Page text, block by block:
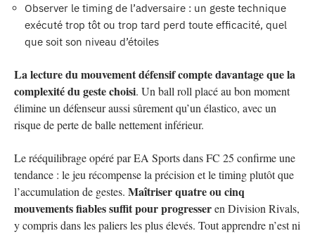
Observer le timing de l’adversaire : un geste technique
exécuté trop tôt ou trop tard perd toute efficacité, quel
que soit son niveau d’étoiles
La lecture du mouvement défensif compte davantage que la
complexité du geste choisi. Un ball roll placé au bon moment
élimine un défenseur aussi sûrement qu’un élastico, avec un
risque de perte de balle nettement inférieur.
Le rééquilibrage opéré par EA Sports dans FC 25 confirme une
tendance : le jeu récompense la précision et le timing plutôt que
l’accumulation de gestes. Maîtriser quatre ou cinq
mouvements fiables suffit pour progresseren Division Rivals,
y compris dans les paliers les plus élevés. Tout apprendre n’est ni